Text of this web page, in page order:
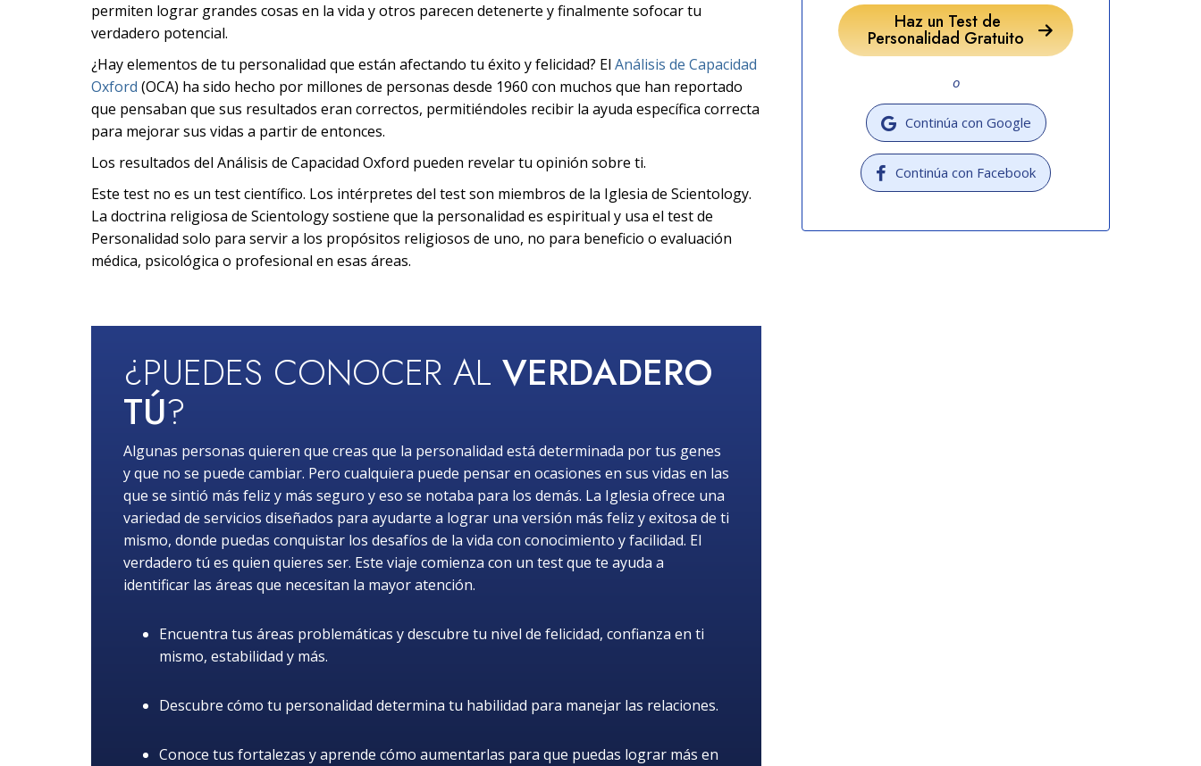
Haz un Test de
Personalidad Gratuito
o
Continúa con Google
Continúa con Facebook
permiten lograr grandes cosas en la vida y otros parecen detenerte y finalmente sofocar tu
verdadero potencial.
¿Hay elementos de tu personalidad que están afectando tu éxito y felicidad? El Análisis de Capacidad
Oxford (OCA) ha sido hecho por millones de personas desde 1960 con muchos que han reportado
que pensaban que sus resultados eran correctos, permitiéndoles recibir la ayuda específica correcta
para mejorar sus vidas a partir de entonces.
Los resultados del Análisis de Capacidad Oxford pueden revelar tu opinión sobre ti.
Este test no es un test científico. Los intérpretes del test son miembros de la Iglesia de Scientology.
La doctrina religiosa de Scientology sostiene que la personalidad es espiritual y usa el test de
Personalidad solo para servir a los propósitos religiosos de uno, no para beneficio o evaluación
médica, psicológica o profesional en esas áreas.
¿PUEDES CONOCER AL VERDADERO
TÚ?
Algunas personas quieren que creas que la personalidad está determinada por tus genes
y que no se puede cambiar. Pero cualquiera puede pensar en ocasiones en sus vidas en las
que se sintió más feliz y más seguro y eso se notaba para los demás. La Iglesia ofrece una
variedad de servicios diseñados para ayudarte a lograr una versión más feliz y exitosa de ti
mismo, donde puedas conquistar los desafíos de la vida con conocimiento y facilidad. El
verdadero tú es quien quieres ser. Este viaje comienza con un test que te ayuda a
identificar las áreas que necesitan la mayor atención.
Encuentra tus áreas problemáticas y descubre tu nivel de felicidad, confianza en ti
mismo, estabilidad y más.
Descubre cómo tu personalidad determina tu habilidad para manejar las relaciones.
Conoce tus fortalezas y aprende cómo aumentarlas para que puedas lograr más en